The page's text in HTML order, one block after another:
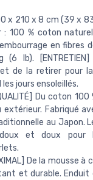
x 210 x 8 cm (39 x
: 100 % coton
en fibres
lb).
de la retirer pour
jours ensoleillés.
QUALITÉ] Du coton
Fabriqué
au Japon.
et doux pour
De la mousse
et durable. Enduit